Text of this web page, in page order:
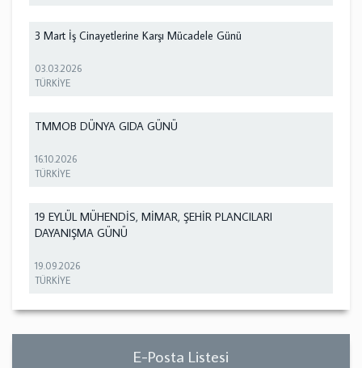
3 Mart İş Cinayetlerine Karşı Mücadele Günü
03.03.2026
TÜRKİYE
TMMOB DÜNYA GIDA GÜNÜ
16.10.2026
TÜRKİYE
19 EYLÜL MÜHENDİS, MİMAR, ŞEHİR PLANCILARI
DAYANIŞMA GÜNÜ
19.09.2026
TÜRKİYE
E-Posta Listesi